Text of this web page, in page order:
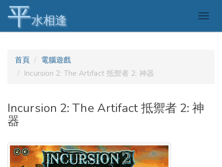
平水相逢
首頁
電腦遊戲
Incursion 2: The Artifact 抵禦者 2: 神器
Incursion 2: The Artifact 抵禦者 2: 神
器